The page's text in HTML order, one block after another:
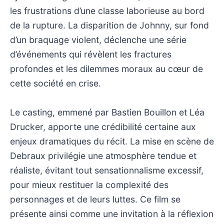
les frustrations d’une classe laborieuse au bord
de la rupture. La disparition de Johnny, sur fond
d’un braquage violent, déclenche une série
d’événements qui révèlent les fractures
profondes et les dilemmes moraux au cœur de
cette société en crise.
Le casting, emmené par Bastien Bouillon et Léa
Drucker, apporte une crédibilité certaine aux
enjeux dramatiques du récit. La mise en scène de
Debraux privilégie une atmosphère tendue et
réaliste, évitant tout sensationnalisme excessif,
pour mieux restituer la complexité des
personnages et de leurs luttes. Ce film se
présente ainsi comme une invitation à la réflexion